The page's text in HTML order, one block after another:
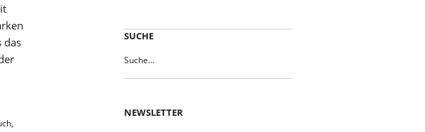
das
,
SUCHE
NEWSLETTER